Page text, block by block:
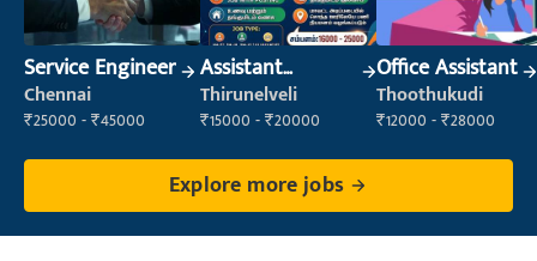
Service Engineer
Chennai
₹25000 - ₹45000
Assistant
Manager
Thirunelveli
₹15000 - ₹20000
Office Assistant
Thoothukudi
₹12000 - ₹28000
Explore more jobs